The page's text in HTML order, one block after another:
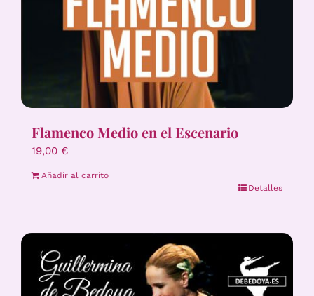
Flamenco Medio en el Escenario
19,00 €
Añadir al carrito
Detalles